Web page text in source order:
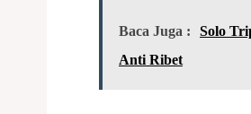
Baca Juga :
Solo
Anti Ribet